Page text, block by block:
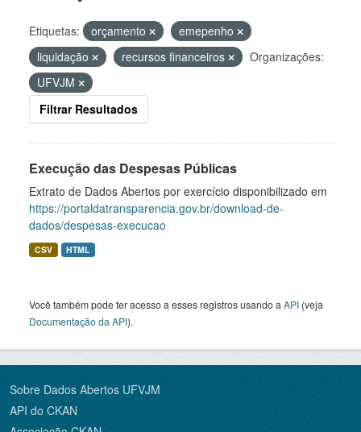
Etiquetas: orçamento
emepenho
liquidação
recursos financeiros
Organizações:
UFVJM
Filtrar Resultados
Execução das Despesas Públicas
Extrato de Dados Abertos por exercício disponibilizado em
https://portaldatransparencia.gov.br/download-de-
dados/despesas-execucao
CSV HTML
Você também pode ter acesso a esses registros usando a API (veja
Documentação da API).
Sobre Dados Abertos UFVJM
API do CKAN